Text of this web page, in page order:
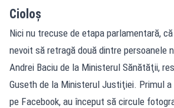
Cioloș
Nici nu trecuse de etapa parlamentară,
nevoit să retragă două dintre persoanele
Andrei Baciu de la Ministerul Sănătăţii,
Guseth de la Ministerul Justiţiei. Primul
pe Facebook, au început să circule